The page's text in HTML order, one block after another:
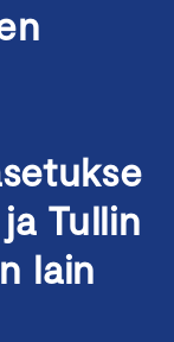
Tullin
lain